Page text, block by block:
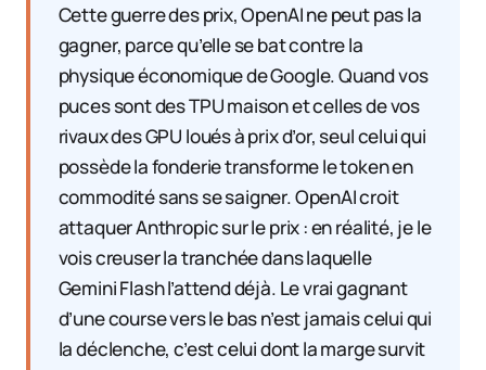
Cette guerre des prix, OpenAI ne peut pas la
gagner, parce qu’elle se bat contre la
physique économique de Google. Quand vos
puces sont des TPU maison et celles de vos
rivaux des GPU loués à prix d’or, seul celui qui
possède la fonderie transforme le token en
commodité sans se saigner. OpenAI croit
attaquer Anthropic sur le prix : en réalité, je le
vois creuser la tranchée dans laquelle
Gemini Flash l’attend déjà. Le vrai gagnant
d’une course vers le bas n’est jamais celui qui
la déclenche, c’est celui dont la marge survit